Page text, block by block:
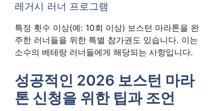
레거시 러너 프로그램
특정 횟수 이상(예: 10회 이상) 보스턴 마라톤을 완
주한 러너들을 위한 특별 참가권도 있습니다. 이는
소수의 베테랑 러너들에게 해당되는 사항입니다.
성공적인 2026 보스턴 마라
톤 신청을 위한 팁과 조언